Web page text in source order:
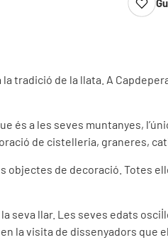
tradició de la llata. A
és a les seves muntanyes,
de cistelleria, graneres,
objectes de decoració. Totes
seva llar. Les seves edats
la visita de dissenyadors que